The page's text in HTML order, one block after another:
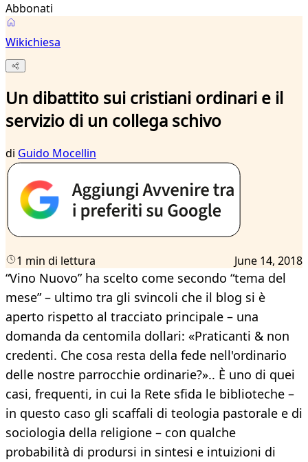
Abbonati
Wikichiesa
Un dibattito sui cristiani ordinari e il
servizio di un collega schivo
di Guido Mocellin
1 min di lettura June 14, 2018
“Vino Nuovo” ha scelto come secondo “tema del
mese” – ultimo tra gli svincoli che il blog si è
aperto rispetto al tracciato principale – una
domanda da centomila dollari: «Praticanti & non
credenti. Che cosa resta della fede nell'ordinario
delle nostre parrocchie ordinarie?».. È uno di quei
casi, frequenti, in cui la Rete sfida le biblioteche –
in questo caso gli scaffali di teologia pastorale e di
sociologia della religione – con qualche
probabilità di prodursi in sintesi e intuizioni di